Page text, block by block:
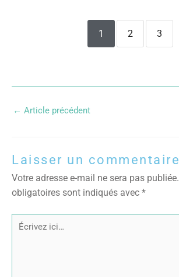
1 2 3
← Article précédent
Laisser un commentaire
Votre adresse e-mail ne sera pas publiée.
obligatoires sont indiqués avec *
Écrivez